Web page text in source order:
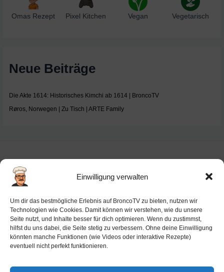
Einwilligung verwalten
Um dir das bestmögliche Erlebnis auf BroncoTV zu bieten, nutzen wir
Technologien wie Cookies. Damit können wir verstehen, wie du unsere
Seite nutzt, und Inhalte besser für dich optimieren. Wenn du zustimmst,
hilfst du uns dabei, die Seite stetig zu verbessern. Ohne deine Einwilligung
könnten manche Funktionen (wie Videos oder interaktive Rezepte)
eventuell nicht perfekt funktionieren.
Omas Rezept Pixel Kitchen Vegan Vegetarisch
Neue Beiträge
Die Akte 1614: Historisches Kimchi ab 1614 | BroncoTV
Røros, Norwegen | Zu Tisch | ARTE Family
Datenschutz-Haftung
Cookie-Richtlinie (EU)
Barrierefreiheit